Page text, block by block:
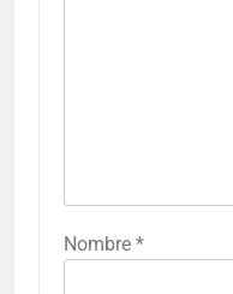
Nombre *